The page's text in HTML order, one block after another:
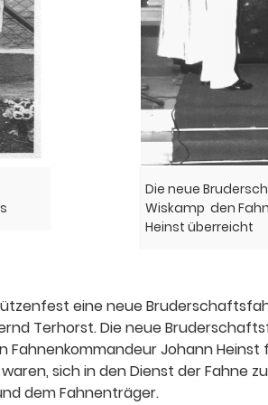
Die neue
Wiskamp den
Heinst überreicht
eine neue
Terhorst. Die neue
Johann
sich in den Dienst der Fahne
dem Fahnenträger.